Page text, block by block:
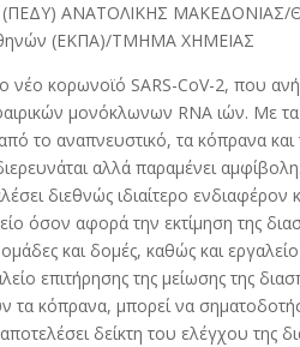
(ΠΕΔΥ) ΑΝΑΤΟΛΙΚΗΣ
Αθηνών (ΕΚΠΑ)/ΤΜΗΜΑ ΧΗΜΕΙΑΣ
νέο κορωνοϊό SARS-CoV-2, που
μονόκλωνων RNA ιών. Με
το αναπνευστικό, τα κόπρανα
αλλά παραμένει
διεθνώς ιδιαίτερο
όσον αφορά την εκτίμηση της
και δομές, καθώς και
επιτήρησης της μείωσης της
τα κόπρανα, μπορεί να
δείκτη του ελέγχου της